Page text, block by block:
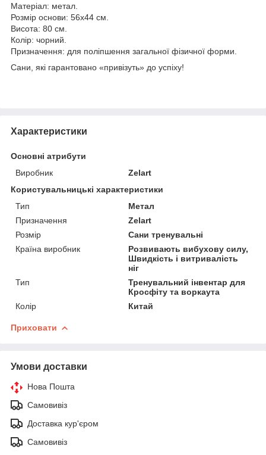
Матеріал: метал.
Розмір основи: 56х44 см.
Висота: 80 см.
Колір: чорний.
Призначення: для поліпшення загальної фізичної форми.
Сани, які гарантовано «привізуть» до успіху!
Характеристики
Основні атрибути
Виробник
Zelart
Користувальницькі характеристики
Тип
Метал
Призначення
Zelart
Розмір
Сани тренувальні
Країна виробник
Розвивають вибухову силу,
Швидкість і витривалість
ніг
Тип
Тренувальний інвентар для
Кросфіту та воркаута
Колір
Китай
Приховати
Умови доставки
Нова Пошта
Самовивіз
Доставка кур'єром
Самовивіз